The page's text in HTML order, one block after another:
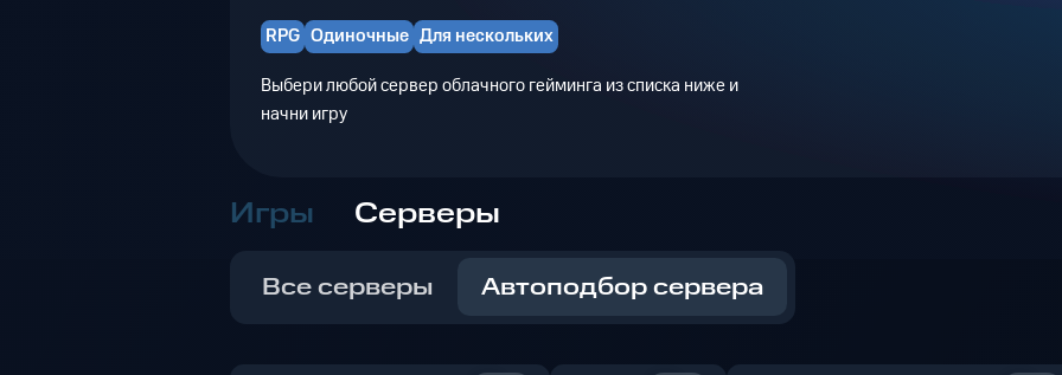
RPG Одиночные Для нескольких
Выбери любой сервер облачного гейминга из списка ниже и
начни игру
Игры Серверы
Все серверы Автоподбор сервера